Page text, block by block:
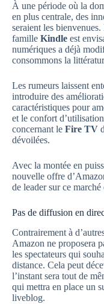
À une période où la
en plus centrale, des
seraient les
famille Kindle est
numériques a déjà
consommons la
Les rumeurs laissent
introduire des
caractéristiques pour
et le confort
concernant le Fire TV
dévoilées.
Avec la montée en
nouvelle offre
de leader sur ce
Pas de diffusion en
Contrairement à
Amazon ne proposera
les spectateurs qui
distance. Cela peut
l’instant sera tout de
qui mettra en place un
liveblog.